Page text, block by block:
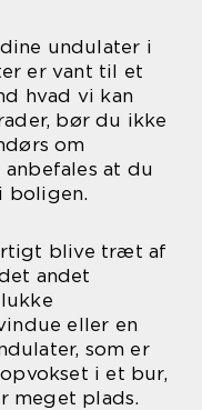
undulater i
er vant til et
hvad vi kan
bør du ikke
om
at du
boligen.
blive træt af
andet
eller en
som er
i et bur,
meget plads.